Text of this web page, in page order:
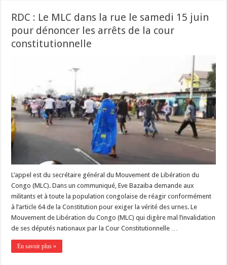
RDC : Le MLC dans la rue le samedi 15 juin
pour dénoncer les arrêts de la cour
constitutionnelle
L’appel est du secrétaire général du Mouvement de Libération du
Congo (MLC). Dans un communiqué, Eve Bazaiba demande aux
militants et à toute la population congolaise de réagir conformément
à l’article 64 de la Constitution pour exiger la vérité des urnes. Le
Mouvement de Libération du Congo (MLC) qui digère mal l’invalidation
de ses députés nationaux par la Cour Constitutionnelle …
En savoir plus »